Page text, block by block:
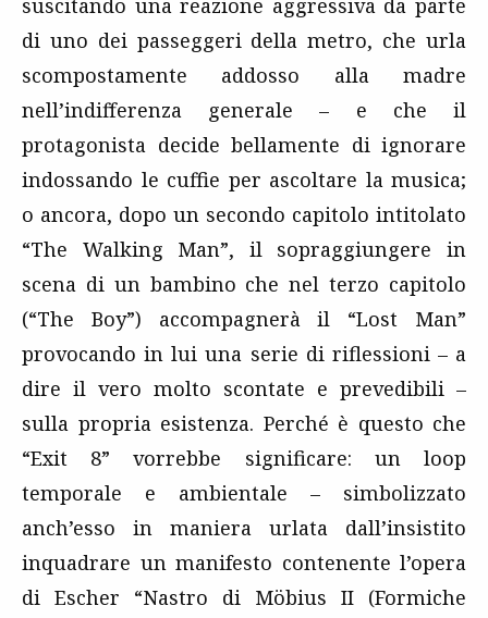
suscitando una reazione aggressiva da parte
di uno dei passeggeri della metro, che urla
scompostamente addosso alla madre
nell’indifferenza generale – e che il
protagonista decide bellamente di ignorare
indossando le cuffie per ascoltare la musica;
o ancora, dopo un secondo capitolo intitolato
“The Walking Man”, il sopraggiungere in
scena di un bambino che nel terzo capitolo
(“The Boy”) accompagnerà il “Lost Man”
provocando in lui una serie di riflessioni – a
dire il vero molto scontate e prevedibili –
sulla propria esistenza. Perché è questo che
“Exit 8” vorrebbe significare: un loop
temporale e ambientale – simbolizzato
anch’esso in maniera urlata dall’insistito
inquadrare un manifesto contenente l’opera
di Escher “Nastro di Möbius II (Formiche